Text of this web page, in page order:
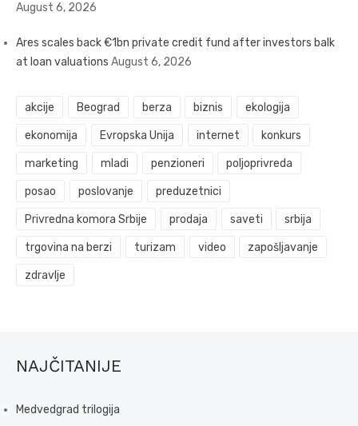
August 6, 2026
Ares scales back €1bn private credit fund after investors balk
at loan valuations August 6, 2026
akcije Beograd berza biznis ekologija
ekonomija Evropska Unija internet konkurs
marketing mladi penzioneri poljoprivreda
posao poslovanje preduzetnici
Privredna komora Srbije prodaja saveti srbija
trgovina na berzi turizam video zapošljavanje
zdravlje
NAJČITANIJE
Medvedgrad trilogija